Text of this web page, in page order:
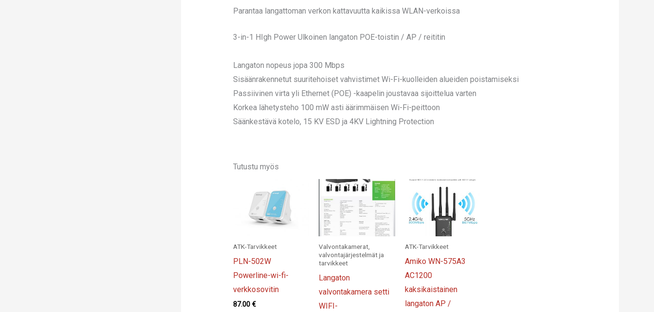
Parantaa langattoman verkon kattavuutta kaikissa WLAN-verkoissa
3-in-1 HIgh Power Ulkoinen langaton POE-toistin / AP / reititin
Langaton nopeus jopa 300 Mbps
Sisäänrakennetut suuritehoiset vahvistimet Wi-Fi-kuolleiden alueiden poistamiseksi
Passiivinen virta yli Ethernet (POE) -kaapelin joustavaa sijoittelua varten
Korkea lähetysteho 100 mW asti äärimmäisen Wi-Fi-peittoon
Säänkestävä kotelo, 15 KV ESD ja 4KV Lightning Protection
Tutustu myös
ATK-Tarvikkeet
PLN-502W
Powerline-wi-fi-
verkkosovitin
87.00 €
Valvontakamerat,
valvontajärjestelmät ja
tarvikkeet
Langaton
valvontakamera setti
WIFI-
ATK-Tarvikkeet
Amiko WN-575A3
AC1200
kaksikaistainen
langaton AP /